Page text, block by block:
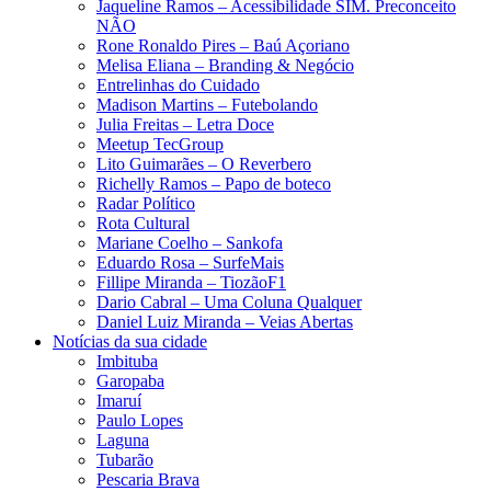
Jaqueline Ramos – Acessibilidade SIM. Preconceito
NÃO
Rone Ronaldo Pires – Baú Açoriano
Melisa Eliana – Branding & Negócio
Entrelinhas do Cuidado
Madison Martins – Futebolando
Julia Freitas​ – Letra Doce
Meetup TecGroup
Lito Guimarães – O Reverbero
Richelly Ramos​ – Papo de boteco
Radar Político
Rota Cultural
Mariane Coelho – Sankofa
Eduardo Rosa​ – SurfeMais
Fillipe Miranda – TiozãoF1
Dario Cabral – Uma Coluna Qualquer
Daniel Luiz Miranda – Veias Abertas
Notícias da sua cidade
Imbituba
Garopaba
Imaruí
Paulo Lopes
Laguna
Tubarão
Pescaria Brava